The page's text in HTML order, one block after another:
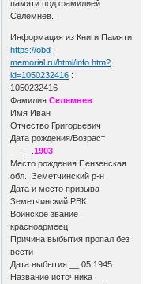
памяти под фамилией
Селемнев.
Информация из Книги Памяти
https://obd-
memorial.ru/html/info.htm?
id=1050232416 :
1050232416
ФамилияСелемнев
Имя Иван
Отчество Григорьевич
Дата рождения/Возраст
__.__.1903
Место рождения Пензенская
обл., Земетчинский р-н
Дата и место призыва
Земетчинский РВК
Воинское звание
красноармеец
Причина выбытия пропал без
вести
Дата выбытия __.05.1945
Название источника